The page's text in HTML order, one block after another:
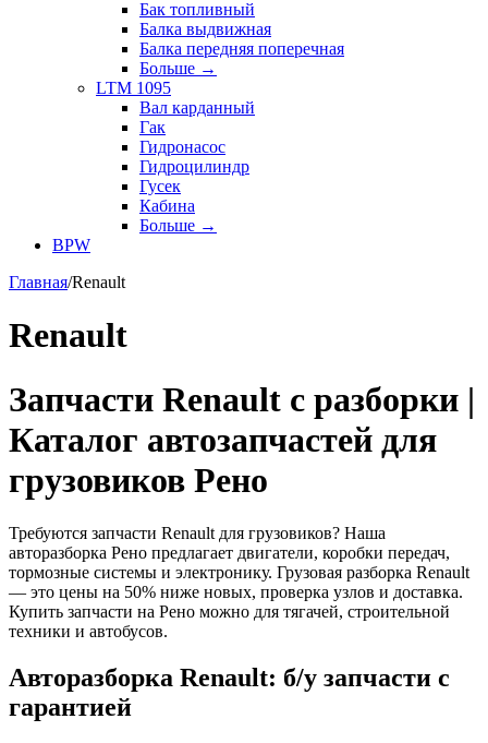
Бак топливный
Балка выдвижная
Балка передняя поперечная
Больше →
LTM 1095
Вал карданный
Гак
Гидронасос
Гидроцилиндр
Гусек
Кабина
Больше →
BPW
Главная/Renault
Renault
Запчасти Renault с разборки |
Каталог автозапчастей для
грузовиков Рено
Требуются запчасти Renault для грузовиков? Наша
авторазборка Рено предлагает двигатели, коробки передач,
тормозные системы и электронику. Грузовая разборка Renault
— это цены на 50% ниже новых, проверка узлов и доставка.
Купить запчасти на Рено можно для тягачей, строительной
техники и автобусов.
Авторазборка Renault: б/у запчасти с
гарантией